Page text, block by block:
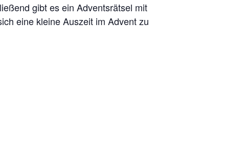
gibt es ein Adventsrätsel mit
eine kleine Auszeit im Advent zu